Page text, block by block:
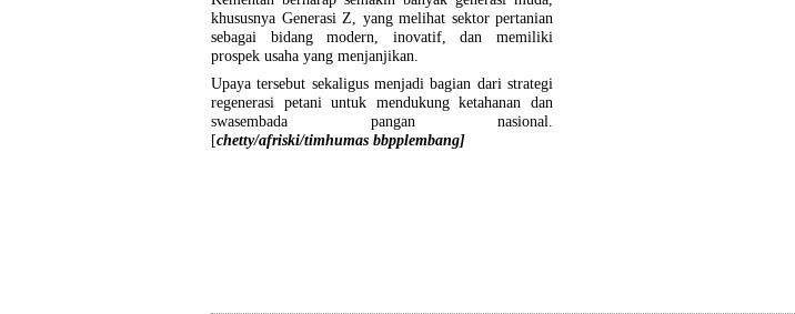
khususnya Generasi Z, yang melihat sektor pertanian
sebagai bidang modern, inovatif, dan memiliki
prospek usaha yang menjanjikan.
Upaya tersebut sekaligus menjadi bagian dari strategi
regenerasi petani untuk mendukung ketahanan dan
swasembada pangan nasional.
[chetty/afriski/timhumas bbpplembang]